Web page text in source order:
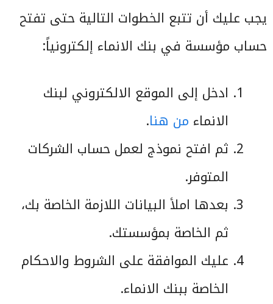
يجب عليك أن تتبع الخطوات التالية حتى تفتح
حساب مؤسسة في بنك الانماء إلكترونياً:
ادخل إلى الموقع الالكتروني لبنك
الانماء من هنا.
ثم افتح نموذج لعمل حساب الشركات
المتوفر.
بعدها املأ البيانات اللازمة الخاصة بك،
ثم الخاصة بمؤسستك.
عليك الموافقة على الشروط والاحكام
الخاصة ببنك الانماء.